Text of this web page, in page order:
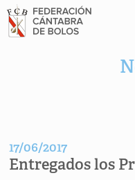
17/06/2017
Entregados los